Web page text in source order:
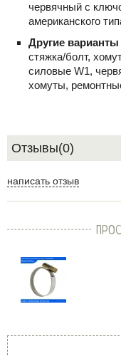
червячный с
американского
Другие
стяжка/болт,
силовые W1,
хомуты,
Отзывы(0)
написать отзыв